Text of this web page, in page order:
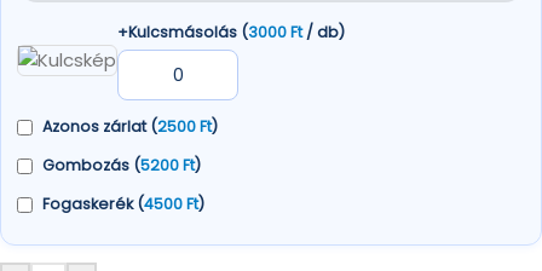
+Kulcsmásolás (3000Ft/ db)
Azonos zárlat (2500Ft)
Gombozás (5200Ft)
Fogaskerék (4500Ft)